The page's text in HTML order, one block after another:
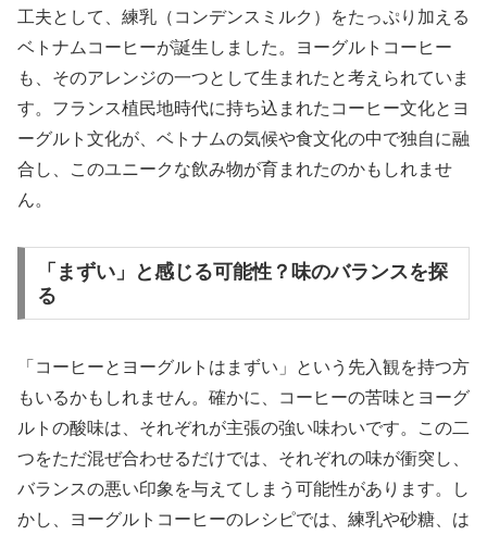
工夫として、練乳（コンデンスミルク）をたっぷり加える
ベトナムコーヒーが誕生しました。ヨーグルトコーヒー
も、そのアレンジの一つとして生まれたと考えられていま
す。フランス植民地時代に持ち込まれたコーヒー文化とヨ
ーグルト文化が、ベトナムの気候や食文化の中で独自に融
合し、このユニークな飲み物が育まれたのかもしれませ
ん。
「まずい」と感じる可能性？味のバランスを探
る
「コーヒーとヨーグルトはまずい」という先入観を持つ方
もいるかもしれません。確かに、コーヒーの苦味とヨーグ
ルトの酸味は、それぞれが主張の強い味わいです。この二
つをただ混ぜ合わせるだけでは、それぞれの味が衝突し、
バランスの悪い印象を与えてしまう可能性があります。し
かし、ヨーグルトコーヒーのレシピでは、練乳や砂糖、は